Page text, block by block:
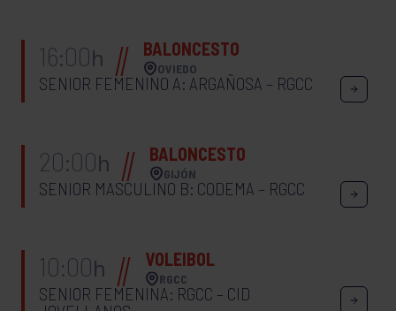
16:00h BALONCESTO
OVIEDO
SENIOR FEMENINO A: ARGAÑOSA – RGCC
20:00h BALONCESTO
GIJÓN
SENIOR MASCULINO B: CODEMA – RGCC
10:00h VOLEIBOL
RGCC
SENIOR FEMENINA: RGCC – CID